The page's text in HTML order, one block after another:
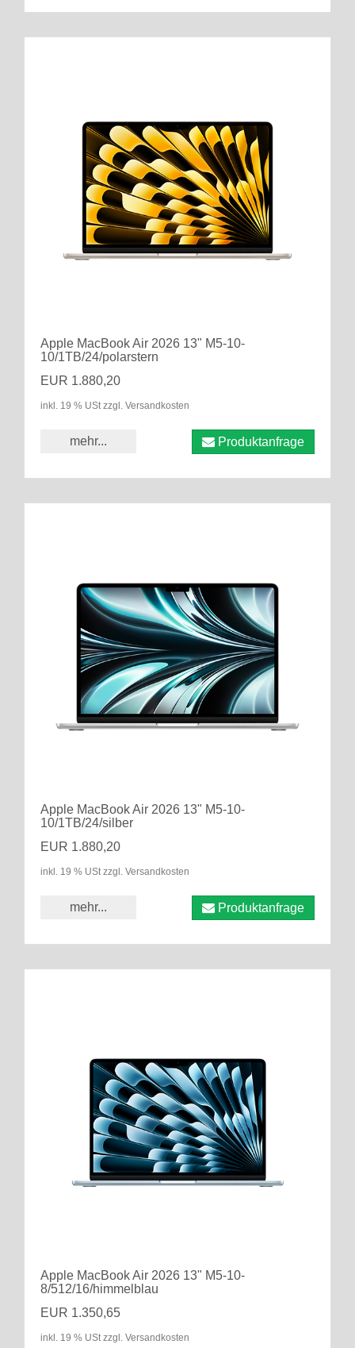
Apple MacBook Air 2026 13" M5-10-
10/1TB/24/polarstern
EUR 1.880,20
inkl. 19 % USt zzgl. Versandkosten
mehr... Produktanfrage
Apple MacBook Air 2026 13" M5-10-
10/1TB/24/silber
EUR 1.880,20
inkl. 19 % USt zzgl. Versandkosten
mehr... Produktanfrage
Apple MacBook Air 2026 13" M5-10-
8/512/16/himmelblau
EUR 1.350,65
inkl. 19 % USt zzgl. Versandkosten